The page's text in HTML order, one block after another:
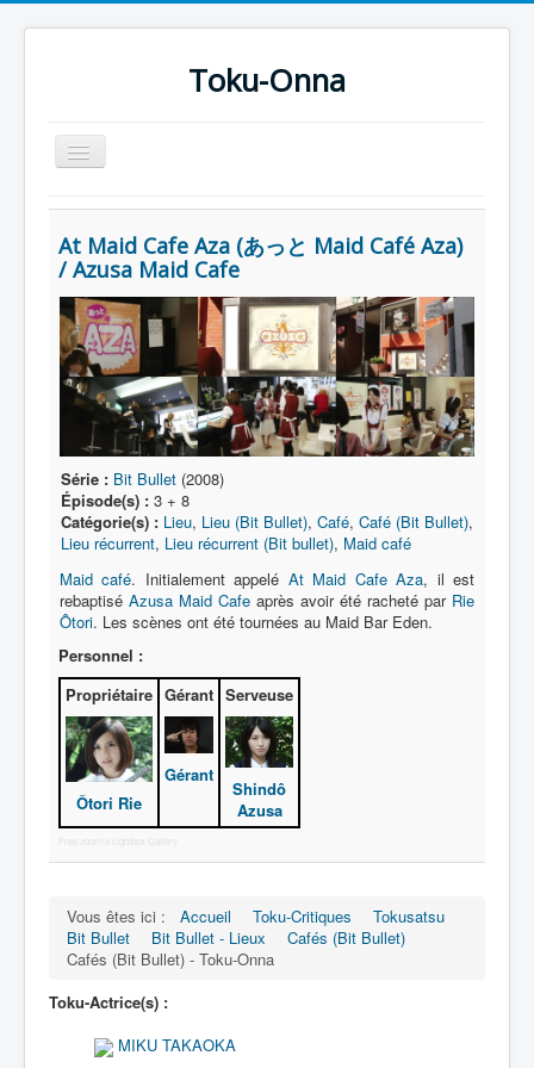
Toku-Onna
Basculer
la
Accueil
Toku-Actrices
Toku-Critiques
Séries
Films
COSAA
Dessins
Artiste Asperger
Lexique
Bit Bullet (ビット バレット)
Série
Personnages
Objets
Lieux
Épisodes
Fanservice
Cafés
At Maid Cafe Aza (あっと Maid Café Aza)
/ Azusa Maid Cafe
Série : Bit Bullet (2008)
Épisode(s) : 3 + 8
Catégorie(s) : Lieu, Lieu (Bit Bullet), Café, Café (Bit Bullet),
Lieu récurrent, Lieu récurrent (Bit bullet), Maid café
Maid café. Initialement appelé At Maid Cafe Aza, il est
rebaptisé Azusa Maid Cafe après avoir été racheté par Rie
Ôtori. Les scènes ont été tournées au Maid Bar Eden.
Personnel :
Propriétaire
Ôtori Rie
Gérant
Gérant
Serveuse
Shindô
Azusa
Vous êtes ici : Accueil Toku-Critiques
Tokusatsu
Bit Bullet
Bit Bullet - Lieux
Cafés (Bit Bullet)
Cafés (Bit Bullet) - Toku-Onna
Toku-Actrice(s) :
MIKU TAKAOKA